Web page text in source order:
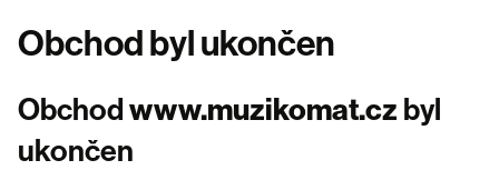
Obchod byl ukončen
Obchodwww.muzikomat.cz byl
ukončen